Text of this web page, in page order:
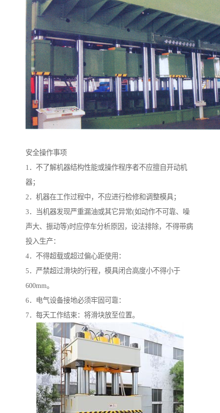
安全操作事项
1．不了解机器结构性能或操作程序者不应擅自开动机
器；
2．机器在工作过程中，不应进行检修和调整模具；
3．当机器发现严重漏油或其它异常(如动作不可靠、噪
声大、振动等)时应停车分析原因，设法排除，不得带病
投入生产：
4．不得超载或超过偏心距使用：
5．严禁超过滑块的行程，模具闭合高度小不得小于
600mm。
6．电气设备接地必须牢固可靠：
7．每天工作结束：将滑块放至位置。